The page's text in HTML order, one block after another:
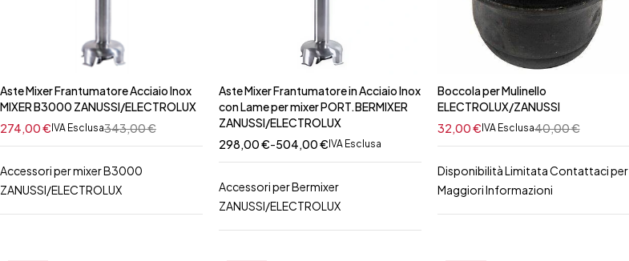
Aste Mixer Frantumatore Acciaio Inox
MIXER B3000 ZANUSSI/ELECTROLUX
343,00€
274,00€ IVA Esclusa
Accessori per mixer B3000
ZANUSSI/ELECTROLUX
Aste Mixer Frantumatore in Acciaio Inox
con Lame per mixer PORT.BERMIXER
ZANUSSI/ELECTROLUX
298,00€-504,00€ IVA Esclusa
Accessori per Bermixer
ZANUSSI/ELECTROLUX
Boccola per Mulinello
ELECTROLUX/ZANUSSI
40,00€
32,00€ IVA Esclusa
Disponibilità Limitata Contattaci per
Maggiori Informazioni